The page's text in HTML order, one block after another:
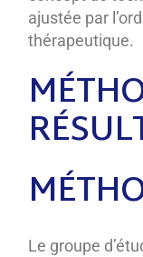
ajustée par
thérapeutique.
Le groupe